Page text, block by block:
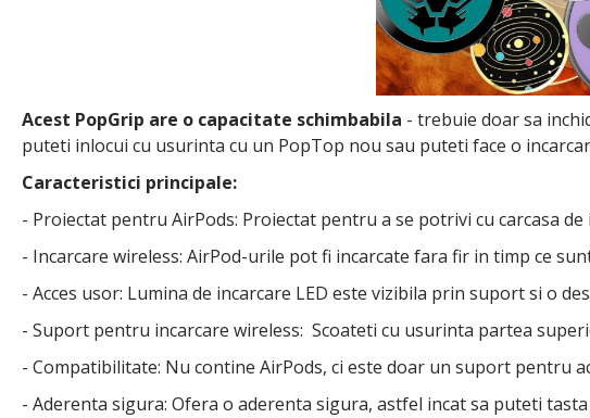
Acest PopGrip are o capacitate schimbabila - trebuie doar sa
puteti inlocui cu usurinta cu un PopTop nou sau puteti face o
Caracteristici principale:
- Proiectat pentru AirPods: Proiectat pentru a se potrivi cu carcasa
- Incarcare wireless: AirPod-urile pot fi incarcate fara fir in timp ce
- Acces usor: Lumina de incarcare LED este vizibila prin suport si o
- Suport pentru incarcare wireless: Scoateti cu usurinta partea
- Compatibilitate: Nu contine AirPods, ci este doar un suport pentru
- Aderenta sigura: Ofera o aderenta sigura, astfel incat sa puteti